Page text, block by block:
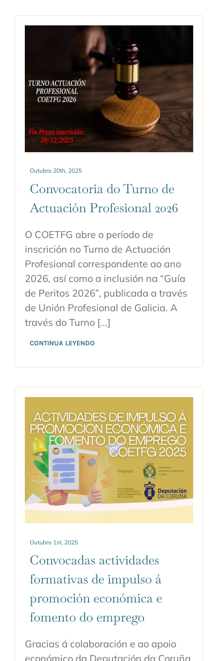
Outubro 20th, 2025
Convocatoria do Turno de
Actuación Profesional 2026
O COETFG abre o período de
inscrición no Turno de Actuación
Profesional correspondente ao ano
2026, así como a inclusión na “Guía
de Peritos 2026”, publicada a través
de Unión Profesional de Galicia. A
través do Turno [...]
CONTINUA LEYENDO
Outubro 1st, 2025
Convocadas actividades
formativas de impulso á
promoción económica e
fomento do emprego
Gracias á colaboración e ao apoio
económico da Deputación da Coruña,